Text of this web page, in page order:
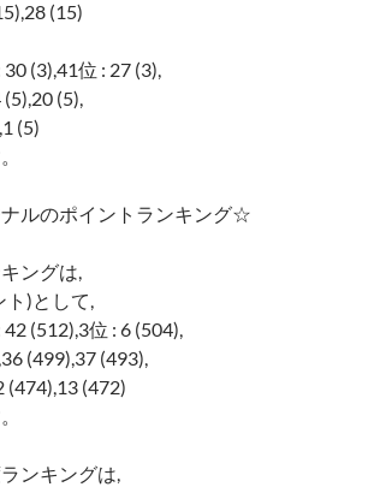
(15)
(3),41位 : 27 (3),
(5),
(5)
ルのポイントランキング☆
ングは,
ト)として,
(512),3位 : 6 (504),
(499),37 (493),
(474),13 (472)
ンキングは,